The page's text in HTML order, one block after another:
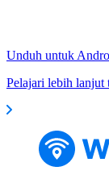
Unduh untuk
Pelajari lebih lanjut